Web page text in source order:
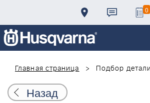
0
Главная страница
Подбор детали
Назад